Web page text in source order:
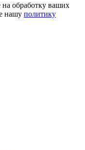
на обработку ваших
нашу политику